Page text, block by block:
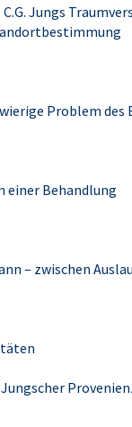
Jungs
Problem des
einer Behandlung
– zwischen